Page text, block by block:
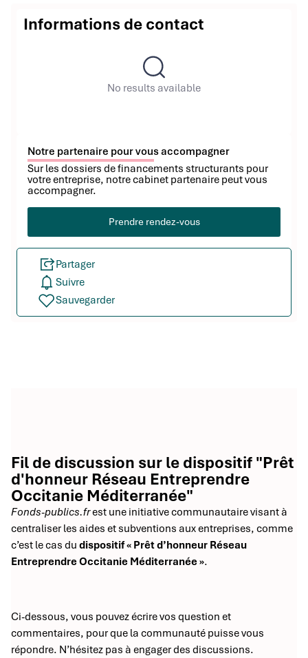
Informations de contact
No results available
Notre partenaire pour vous accompagner
Sur les dossiers de financements structurants pour
votre entreprise, notre cabinet partenaire peut vous
accompagner.
Prendre rendez-vous
Partager
Suivre
Sauvegarder
Fil de discussion sur le dispositif "Prêt
d'honneur Réseau Entreprendre
Occitanie Méditerranée"
Fonds-publics.frest une initiative communautaire visant à
centraliser les aides et subventions aux entreprises, comme
c’est le cas du dispositif « Prêt d’honneur Réseau
Entreprendre Occitanie Méditerranée ».
Ci-dessous, vous pouvez écrire vos question et
commentaires, pour que la communauté puisse vous
répondre. N’hésitez pas à engager des discussions.